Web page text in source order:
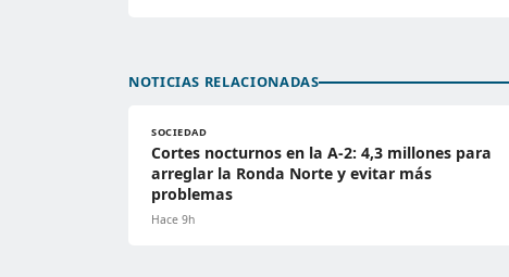
NOTICIAS RELACIONADAS
SOCIEDAD
Cortes nocturnos en la A-2: 4,3 millones para
arreglar la Ronda Norte y evitar más
problemas
Hace 9h